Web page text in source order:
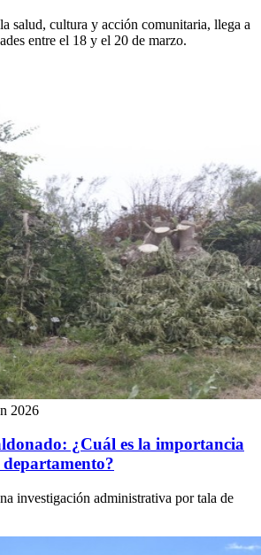
salud, cultura y acción comunitaria, llega a
entre el 18 y el 20 de marzo.
2026
¿Cuál es la importancia
investigación administrativa por tala de